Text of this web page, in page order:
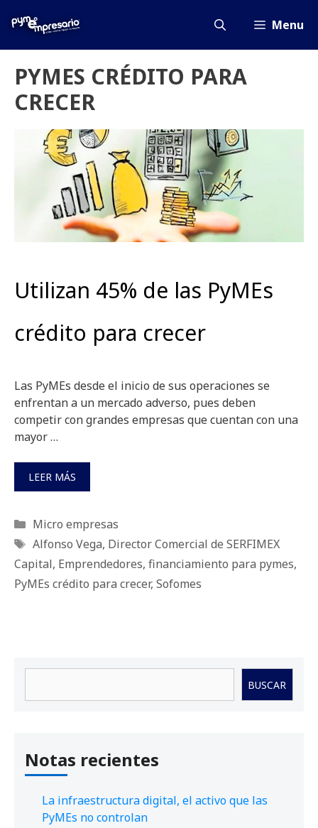
Menu
PYMES CRÉDITO PARA
CRECER
Utilizan 45% de las PyMEs
crédito para crecer
Las PyMEs desde el inicio de sus operaciones se
enfrentan a un mercado adverso, pues deben
competir con grandes empresas que cuentan con una
mayor …
LEER MÁS
Categorías
Micro empresas
Etiquetas
Alfonso Vega, Director Comercial de SERFIMEX
Capital, Emprendedores, financiamiento para pymes,
PyMEs crédito para crecer, Sofomes
BUSCAR
Notas recientes
La infraestructura digital, el activo que las
PyMEs no controlan